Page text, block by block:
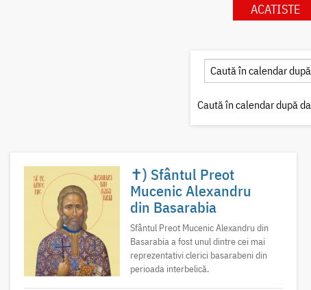
ACATISTE
Caută în calendar după
✝) Sfântul Preot
Mucenic Alexandru
din Basarabia
Sfântul Preot Mucenic Alexandru din
Basarabia a fost unul dintre cei mai
reprezentativi clerici basarabeni din
perioada interbelică.